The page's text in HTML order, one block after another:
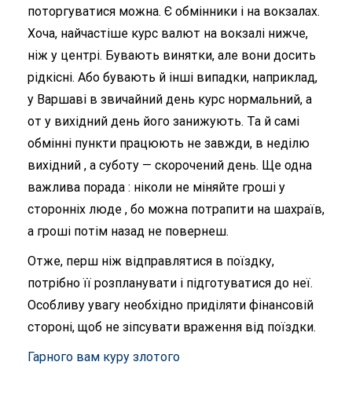
поторгуватися можна. Є обмінники і на вокзалах.
Хоча, найчастіше курс валют на вокзалі нижче,
ніж у центрі. Бувають винятки, але вони досить
рідкісні. Або бувають й інші випадки, наприклад,
у Варшаві в звичайний день курс нормальний, а
от у вихідний день його занижують. Та й самі
обмінні пункти працюють не завжди, в неділю
вихідний , а суботу — скорочений день. Ще одна
важлива порада : ніколи не міняйте гроші у
сторонніх люде , бо можна потрапити на шахраїв,
а гроші потім назад не повернеш.
Отже, перш ніж відправлятися в поїздку,
потрібно її розпланувати і підготуватися до неї.
Особливу увагу необхідно приділяти фінансовій
стороні, щоб не зіпсувати враження від поїздки.
Гарного вам куру злотого